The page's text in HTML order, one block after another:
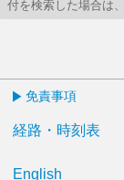
付を検索した場合は
免責事項
経路・時刻表
English